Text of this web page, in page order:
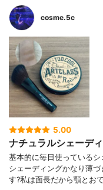
cosme.5c
5.00
ナチュラルシェーデ
基本的に毎日使っている
シェーディングかなり薄
す?私は面長だから顎とお